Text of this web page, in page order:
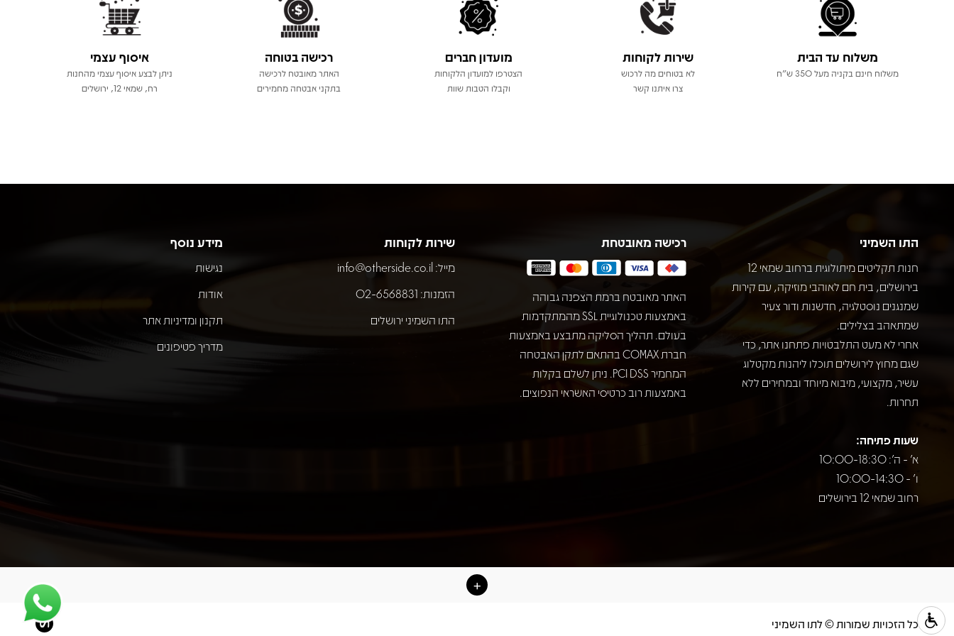
משלוח עד הבית
משלוח חינם בקניה מעל 350 ש"ח
שירות לקוחות
לא בטוחים מה לרכוש
צרו איתנו קשר
מועדון חברים
הצטרפו למועדון הלקוחות
וקבלו הטבות שוות
רכישה בטוחה
האתר מאובטח לרכישה
בתקני אבטחה מחמירים
איסוף עצמי
ניתן לבצע איסוף עצמי מהחנות
רח, שמאי 12, ירושלים
התו השמיני
חנות תקליטים מיתולוגית ברחוב שמאי 12
בירושלים, בית חם לאוהבי מוזיקה, עם קירות
שמנגנים נוסטלגיה, חדשנות ודור צעיר
שמתאהב בצלילים.
אחרי לא מעט התלבטויות פתחנו אתר, כדי
שגם מחוץ לירושלים תוכלו ליהנות מקטלוג
עשיר, מקצועי, מיבוא מיוחד ובמחירים ללא
תחרות.
שעות פתיחה:
א' - ה': 10:00-18:30
ו' - 10:00-14:30
רחוב שמאי 12 בירושלים
רכישה מאובטחת
האתר מאובטח ברמת הצפנה גבוהה
באמצעות טכנולוגיית SSL מהמתקדמות
בעולם. תהליך הסליקה מתבצע באמצעות
חברת COMAX בהתאם לתקן האבטחה
המחמיר PCI DSS. ניתן לשלם בקלות
באמצעות רוב כרטיסי האשראי הנפוצים.
שירות לקוחות
מייל: info@otherside.co.il
הזמנות: 02-6568831
התו השמיני ירושלים
מידע נוסף
נגישות
אודות
תקנון ומדיניות אתר
מדריך פטיפונים
כל הזכויות שמורות © לתו השמיני